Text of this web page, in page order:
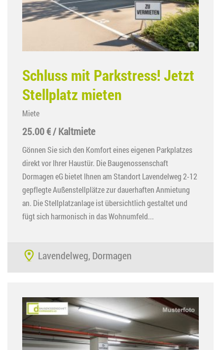
Schluss mit Parkstress! Jetzt
Stellplatz mieten
Miete
25.00 € / Kaltmiete
Gönnen Sie sich den Komfort eines eigenen Parkplatzes
direkt vor Ihrer Haustür. Die Baugenossenschaft
Dormagen eG bietet Ihnen am Standort Lavendelweg 2-12
gepflegte Außenstellplätze zur dauerhaften Anmietung
an. Die Stellplatzanlage ist übersichtlich gestaltet und
fügt sich harmonisch in das Wohnumfeld...
Lavendelweg, Dormagen